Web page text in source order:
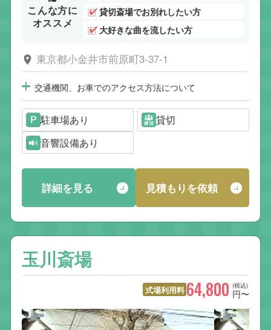
こんな方に
オススメ
貸切斎場でお別れしたい方
大好きな曲を流したい方
東京都小金井市前原町3-37-1
交通機関、お車でのアクセス方法について
駐車場あり
貸切
音響設備あり
詳細を見る 見積もりを依頼
玉川斎場
式場利用料 (税込)
64,800 円〜